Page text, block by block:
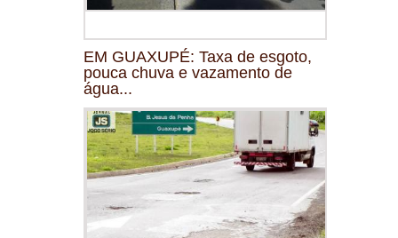
EM GUAXUPÉ: Taxa de esgoto,
pouca chuva e vazamento de
água...